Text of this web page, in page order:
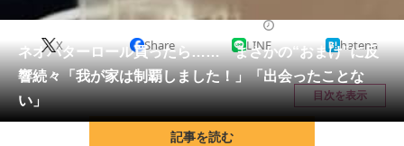
リサーチ
会員記事
メディア
注目記事を集めた総合ページ
ネオバターロール買ったら…… まさかの“おまけ”に反
響続々「我が家は制覇しました！」「出会ったことな
い」
X Share LINE hatena
目次を表示
記事を読む